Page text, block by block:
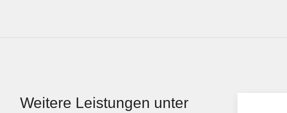
Weitere Leistungen unter